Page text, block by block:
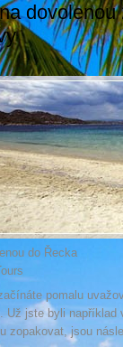
do Řecka
pomalu
Už jste byli
zopakovat, jsou